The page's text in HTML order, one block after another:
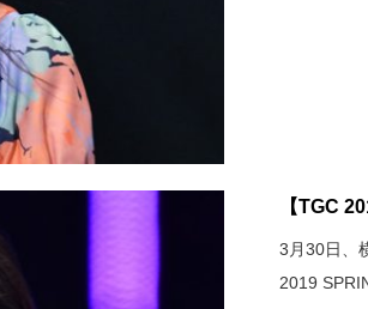
【TGC
3月30日、
2019